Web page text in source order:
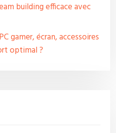
building efficace avec
gamer, écran, accessoires
optimal ?